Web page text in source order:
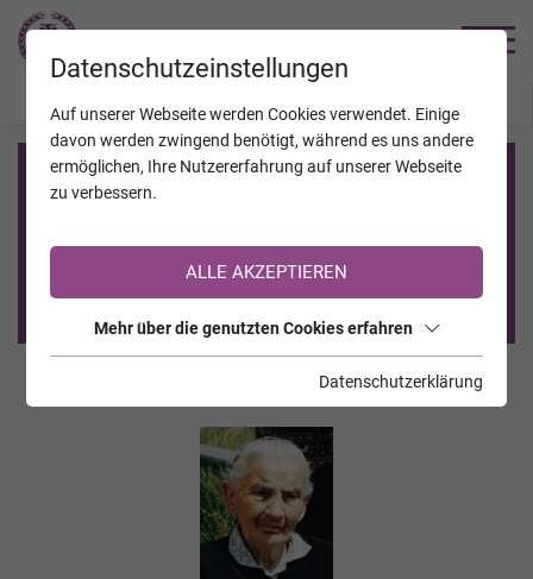
Registrierung auf TrauerHilfe.it
Sie sind noch nicht auf TrauerHilfe.it registriert?
>> zur kostenlosen Registrierung <<
Datenschutzeinstellungen
Auf unserer Webseite werden Cookies verwendet. Einige
davon werden zwingend benötigt, während es uns andere
ermöglichen, Ihre Nutzererfahrung auf unserer Webseite
zu verbessern.
ALLE AKZEPTIEREN
Mehr über die genutzten Cookies erfahren
Datenschutzerklärung
JAHRESTAGE KALENDER VERSTORBENE